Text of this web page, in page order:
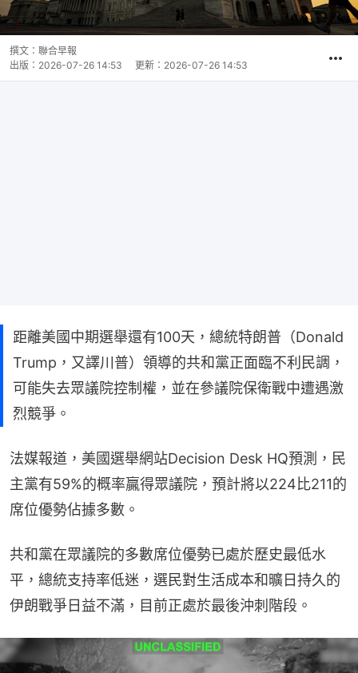
撰文： 聯合早報
出版： 2026-07-26 14:53 更新： 2026-07-26 14:53
距離美國中期選舉還有100天，總統特朗普（Donald
Trump，又譯川普）領導的共和黨正面臨不利民調，
可能失去眾議院控制權，並在參議院保衛戰中遭遇激
烈競爭。
法媒報道，美國選舉網站Decision Desk HQ預測，民
主黨有59%的概率贏得眾議院，預計將以224比211的
席位優勢佔據多數。
共和黨在眾議院的多數席位優勢已處於歷史最低水
平，總統支持率低迷，選民對生活成本和曠日持久的
伊朗戰爭日益不滿，目前正處於最後沖刺階段。